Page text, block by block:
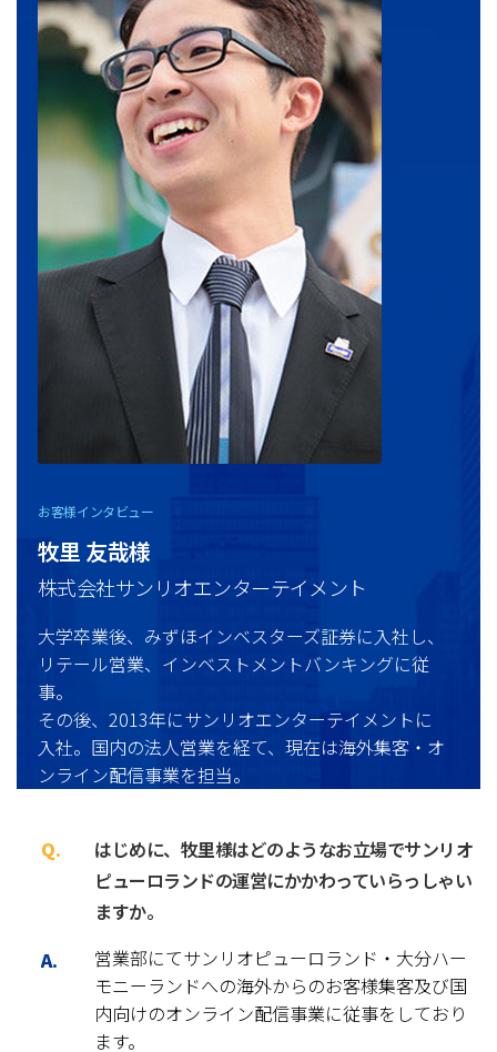
お客様インタビュー
牧里 友哉様
株式会社サンリオエンターテイメント
大学卒業後、みずほインベスターズ証券に入社し、
リテール営業、インベストメントバンキングに従
事。
その後、2013年にサンリオエンターテイメントに
入社。国内の法人営業を経て、現在は海外集客・オ
ンライン配信事業を担当。
はじめに、牧里様はどのようなお立場でサンリオ
ピューロランドの運営にかかわっていらっしゃい
ますか。
営業部にてサンリオピューロランド・大分ハー
モニーランドへの海外からのお客様集客及び国
内向けのオンライン配信事業に従事をしており
ます。